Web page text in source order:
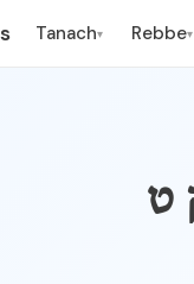
Tanach▾ Rebbe▾